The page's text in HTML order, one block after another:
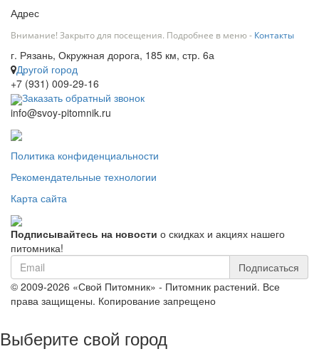
Адрес
Внимание! Закрыто для посещения. Подробнее в меню - Контакты
г. Рязань, Окружная дорога, 185 км, стр. 6а
Другой город
+7 (931) 009-29-16
Заказать обратный звонок
info@svoy-pitomnik.ru
Политика конфиденциальности
Рекомендательные технологии
Карта сайта
Подписывайтесь на новости о скидках и акциях нашего
питомника!
Подписаться
© 2009-2026 «Свой Питомник» - Питомник растений. Все
права защищены. Копирование запрещено
Выберите свой город